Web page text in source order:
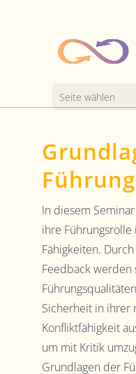
Seite wählen
Führung
In diesem
ihre
Fähigkeiten.
Feedback werden
Sicherheit in ihrer
Konfliktfähigkeit
um mit Kritik
Grundlagen der